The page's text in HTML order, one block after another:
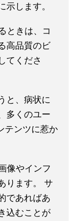
します。
ときは、コ
高品質のビ
てくださ
と、病状に
多くのユー
テンツに惹か
像やインフ
ります。 サ
であればあ
込むことが